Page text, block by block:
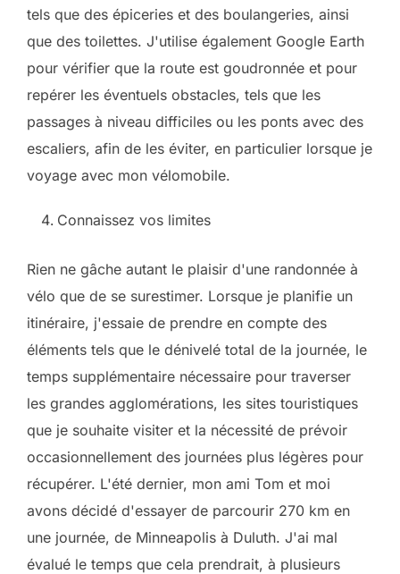
tels que des épiceries et des boulangeries, ainsi
que des toilettes. J'utilise également Google Earth
pour vérifier que la route est goudronnée et pour
repérer les éventuels obstacles, tels que les
passages à niveau difficiles ou les ponts avec des
escaliers, afin de les éviter, en particulier lorsque je
voyage avec mon vélomobile.
Connaissez vos limites
Rien ne gâche autant le plaisir d'une randonnée à
vélo que de se surestimer. Lorsque je planifie un
itinéraire, j'essaie de prendre en compte des
éléments tels que le dénivelé total de la journée, le
temps supplémentaire nécessaire pour traverser
les grandes agglomérations, les sites touristiques
que je souhaite visiter et la nécessité de prévoir
occasionnellement des journées plus légères pour
récupérer. L'été dernier, mon ami Tom et moi
avons décidé d'essayer de parcourir 270 km en
une journée, de Minneapolis à Duluth. J'ai mal
évalué le temps que cela prendrait, à plusieurs